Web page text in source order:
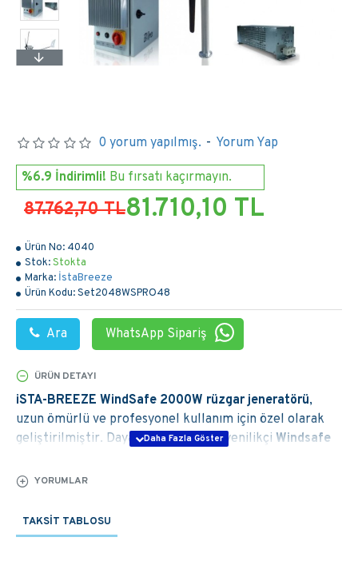
Ürün No: 4040
Stok:Stokta
Marka: İstaBreeze
Ürün Kodu:Set2048WSPRO48
Ara WhatsApp Sipariş
0 yorum yapılmış. - Yorum Yap
%6.9 İndirimli! Bu fırsatı kaçırmayın.
87.762,70 TL81.710,10 TL
ÜRÜN DETAYI
iSTA-BREEZE WindSafe 2000W rüzgar jeneratörü,
uzun ömürlü ve profesyonel kullanım için özel olarak
geliştirilmiştir. Dayanıklı gövdesi ve yenilikçi Windsafe
güvenilir ve kesintisiz enerji üretir.
yönüne uyum sağlayarak, fırtına ve aşırı rüzgar
YORUMLAR
TAKSIT TABLOSU